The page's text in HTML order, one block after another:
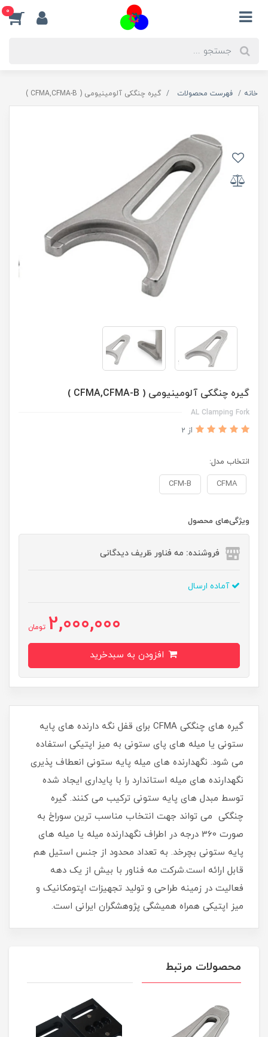
0
خانه فهرست محصولات گیره چنگکی آلومینیومی ( CFMA,CFMA-B )
گیره چنگکی آلومینیومی ( CFMA,CFMA-B )
AL Clamping Fork
از 2
انتخاب مدل:
CFMA
CFM-B
ویژگی‌های محصول
فروشنده: مه فناور ظریف دیدگانی
آماده ارسال
2,000,000 تومان
گیره های چنگکی CFMA برای قفل نگه دارنده های پایه
ستونی یا میله های پای ستونی به میز اپتیکی استفاده
می شود. نگهدارنده های میله پایه ستونی انعطاف پذیری
نگهدارنده های میله استاندارد را با پایداری ایجاد شده
توسط مبدل های پایه ستونی ترکیب می کنند. گیره
چنگکی می تواند جهت انتخاب مناسب ترین سوراخ به
صورت 360 درجه در اطراف نگهدارنده میله یا میله های
پایه ستونی بچرخد. به تعداد محدود از جنس استیل هم
قابل ارائه است.شرکت مه فناور با بیش از یک دهه
فعالیت در زمینه طراحی و تولید تجهیزات اپتومکانیک و
میز اپتیکی همراه همیشگی پژوهشگران ایرانی است.
محصولات مرتبط